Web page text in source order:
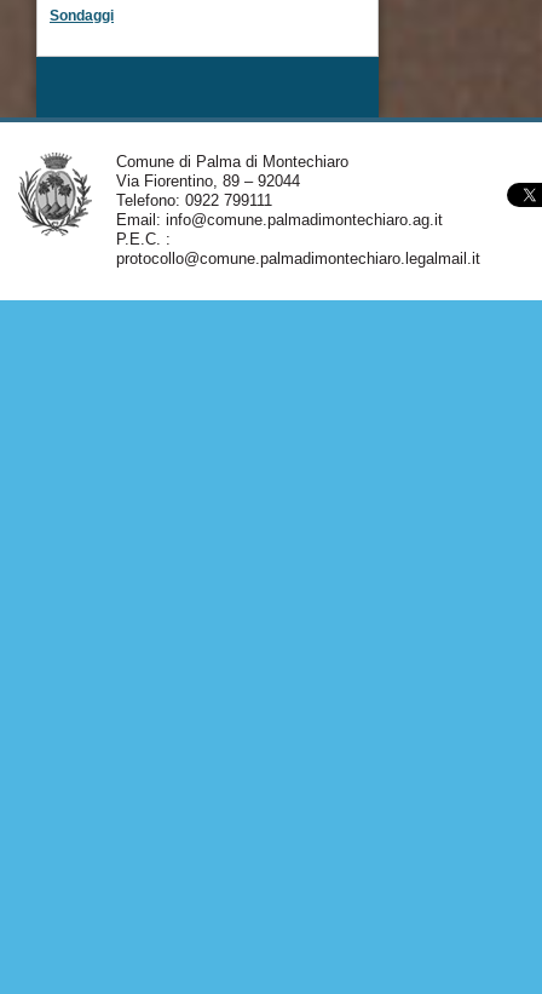
Sondaggi
Comune di Palma di Montechiaro
Via Fiorentino, 89 – 92044
Telefono: 0922 799111
Email: info@comune.palmadimontechiaro.ag.it
P.E.C. :
protocollo@comune.palmadimontechiaro.legalmail.it